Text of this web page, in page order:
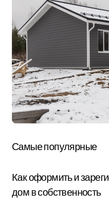
Самые популярные
Как оформить и
дом в собственность